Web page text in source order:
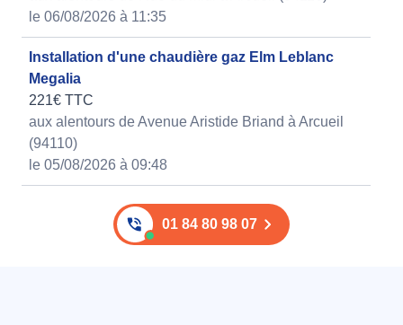
le 06/08/2026 à 11:35
Installation d'une chaudière gaz Elm Leblanc
Megalia
221€ TTC
aux alentours de Avenue Aristide Briand à Arcueil
(94110)
le 05/08/2026 à 09:48
01 84 80 98 07